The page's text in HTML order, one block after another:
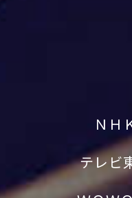
ＮＨ
テレビ